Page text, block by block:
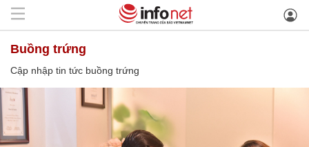
buồng trứng
Cập nhập tin tức buồng trứng